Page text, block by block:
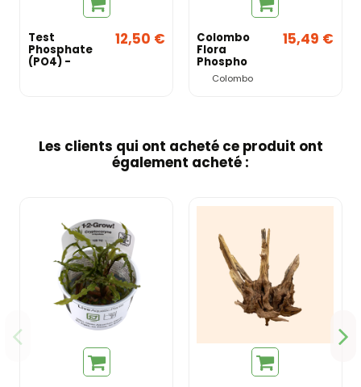
Test
Phosphate
(PO4) -
12,50 € Colombo
Flora
Phospho
TestColombo
15,49 €
Les clients qui ont acheté ce produit ont
également acheté :